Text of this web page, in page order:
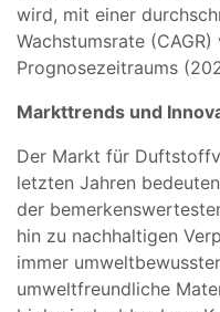
wird, mit einer
Wachstumsrate
Prognosezeitraums
Markttrends und
Der Markt für
letzten Jahren
der
hin zu nachhaltigen
immer
umweltfreundliche